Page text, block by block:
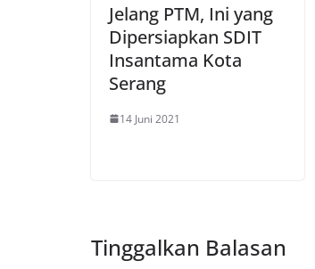
Jelang PTM, Ini yang
Dipersiapkan SDIT
Insantama Kota
Serang
14 Juni 2021
Tinggalkan Balasan